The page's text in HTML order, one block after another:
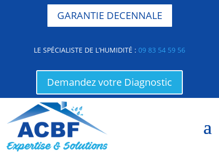
GARANTIE DECENNALE
LE SPÉCIALISTE DE L’HUMIDITÉ : 09 83 54 59 56
Demandez votre Diagnostic